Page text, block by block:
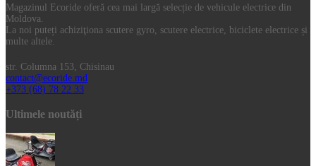
Magazinul Ecoride oferă cea mai largă selecție de vehicule electrice din
Moldova.
La noi puteți achiziţiona scutere gyro, scutere electrice, biciclete electrice și
multe altele.
str. Columna 153, Chisinau
contact@ecoride.md
+373 (68) 78 22 33
Ultimele noutăți